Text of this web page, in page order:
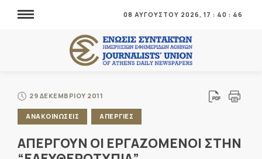
08 ΑΥΓΟΥΣΤΟΥ 2026, 17 : 40 : 46
29 ΔΕΚΕΜΒΡΙΟΥ 2011
ΑΝΑΚΟΙΝΩΣΕΙΣ ΑΠΕΡΓΙΕΣ
ΑΠΕΡΓΟΥΝ ΟΙ ΕΡΓΑΖΟΜΕΝΟΙ ΣΤΗΝ